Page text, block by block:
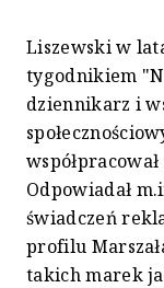
Liszewski w
tygodnikiem
dziennikarz i
Odpowiadał
świadczeń
profilu
takich marek